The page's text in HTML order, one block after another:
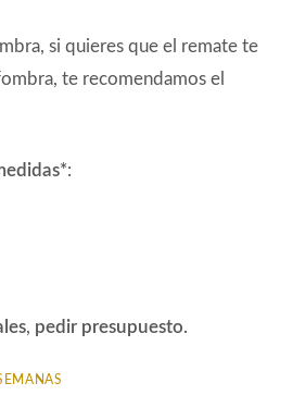
si quieres que el remate te
te recomendamos el
:
, pedir presupuesto.